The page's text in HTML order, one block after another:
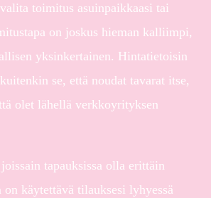
toimitus asuinpaikkaasi tai
on joskus hieman kalliimpi,
yksinkertainen. Hintatietoisin
se, että noudat tavarat itse,
olet lähellä verkkoyrityksen
tapauksissa olla erittäin
on käytettävä tilauksesi lyhyessä